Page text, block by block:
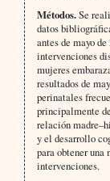
Métodos.Se
datos
antes de mayo
intervenciones
mujeres
resultados de
perinatales
principalmente
relación
y el desarrollo
para obtener
intervenciones.